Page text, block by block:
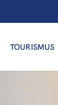
TOURISMUS